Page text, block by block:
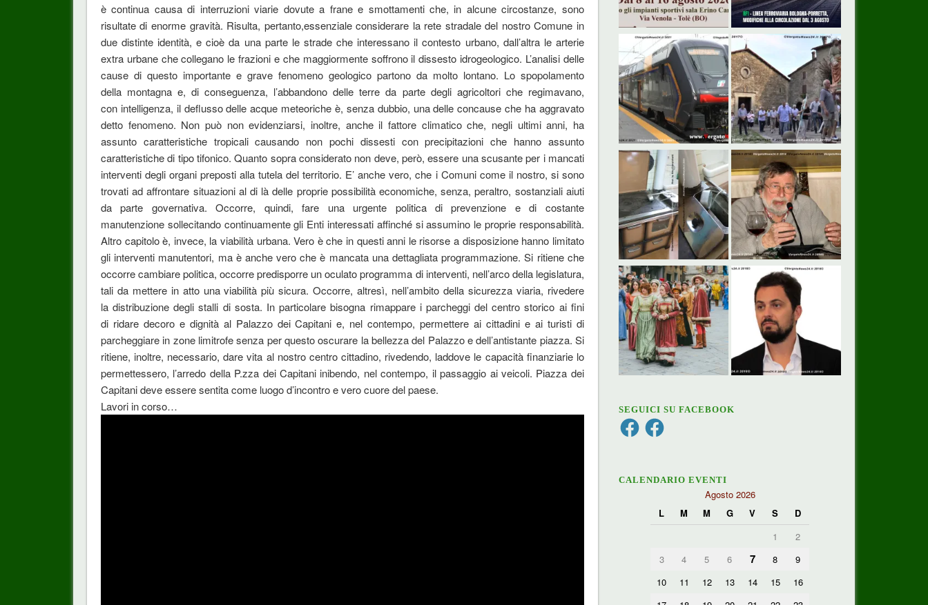
è continua causa di interruzioni viarie dovute a frane e smottamenti che, in alcune circostanze, sono
risultate di enorme gravità. Risulta, pertanto,essenziale considerare la rete stradale del nostro Comune in
due distinte identità, e cioè da una parte le strade che interessano il contesto urbano, dall’altra le arterie
extra urbane che collegano le frazioni e che maggiormente soffrono il dissesto idrogeologico. L’analisi delle
cause di questo importante e grave fenomeno geologico partono da molto lontano. Lo spopolamento
della montagna e, di conseguenza, l’abbandono delle terre da parte degli agricoltori che regimavano,
con intelligenza, il deflusso delle acque meteoriche è, senza dubbio, una delle concause che ha aggravato
detto fenomeno. Non può non evidenziarsi, inoltre, anche il fattore climatico che, negli ultimi anni, ha
assunto caratteristiche tropicali causando non pochi dissesti con precipitazioni che hanno assunto
caratteristiche di tipo tifonico. Quanto sopra considerato non deve, però, essere una scusante per i mancati
interventi degli organi preposti alla tutela del territorio. E’ anche vero, che i Comuni come il nostro, si sono
trovati ad affrontare situazioni al di là delle proprie possibilità economiche, senza, peraltro, sostanziali aiuti
da parte governativa. Occorre, quindi, fare una urgente politica di prevenzione e di costante
manutenzione sollecitando continuamente gli Enti interessati affinché si assumino le proprie responsabilità.
Altro capitolo è, invece, la viabilità urbana. Vero è che in questi anni le risorse a disposizione hanno limitato
gli interventi manutentori, ma è anche vero che è mancata una dettagliata programmazione. Si ritiene che
occorre cambiare politica, occorre predisporre un oculato programma di interventi, nell’arco della legislatura,
tali da mettere in atto una viabilità più sicura. Occorre, altresì, nell’ambito della sicurezza viaria, rivedere
la distribuzione degli stalli di sosta. In particolare bisogna rimappare i parcheggi del centro storico ai fini
di ridare decoro e dignità al Palazzo dei Capitani e, nel contempo, permettere ai cittadini e ai turisti di
parcheggiare in zone limitrofe senza per questo oscurare la bellezza del Palazzo e dell’antistante piazza. Si
ritiene, inoltre, necessario, dare vita al nostro centro cittadino, rivedendo, laddove le capacità finanziarie lo
permettessero, l’arredo della P.zza dei Capitani inibendo, nel contempo, il passaggio ai veicoli. Piazza dei
Capitani deve essere sentita come luogo d’incontro e vero cuore del paese.
Lavori in corso…
SEGUICI SU FACEBOOK
FacebookFacebook
CALENDARIO EVENTI
Agosto 2026
L
M M G V S
D
1
2
3
4 5 6 7 8
9
10
11 12 13 14 15
16